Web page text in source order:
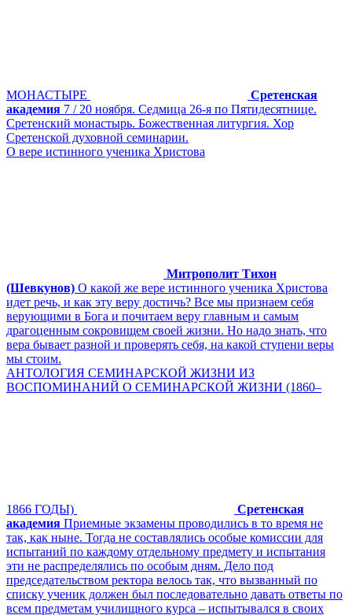
МОНАСТЫРЕ
Сретенская
академия 7 / 20 ноября. Седмица 26-я по Пятидесятнице.
Сретенский монастырь. Божественная литургия. Хор
Сретенской духовной семинарии.
О вере истинного ученика Христова
Митрополит Тихон
(Шевкунов) О какой же вере истинного ученика Христова
идет речь, и как эту веру достичь? Все мы признаем себя
верующими в Бога и почитаем веру главным и самым
драгоценным сокровищем своей жизни. Но надо знать, что
вера бывает разной и проверять себя, на какой ступени веры
мы стоим.
АНТОЛОГИЯ СЕМИНАРСКОЙ ЖИЗНИ ИЗ
ВОСПОМИНАНИЙ О СЕМИНАРСКОЙ ЖИЗНИ (1860–
1866 ГОДЫ)
Сретенская
академия Приемные экзамены проводились в то время не
так, как ныне. Тогда не составлялись особые комиссии для
испытаний по каждому отдельному предмету и испытания
эти не распределялись по особым дням. Дело под
председательством ректора велось так, что вызванный по
списку ученик должен был последовательно давать ответы по
всем предметам училищного курса – испытывался в своих